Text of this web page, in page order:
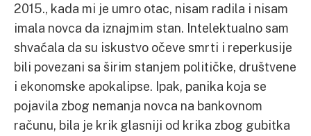
2015., kada mi je umro otac, nisam radila i nisam
imala novca da iznajmim stan. Intelektualno sam
shvaćala da su iskustvo očeve smrti i reperkusije
bili povezani sa širim stanjem političke, društvene
i ekonomske apokalipse. Ipak, panika koja se
pojavila zbog nemanja novca na bankovnom
računu, bila je krik glasniji od krika zbog gubitka